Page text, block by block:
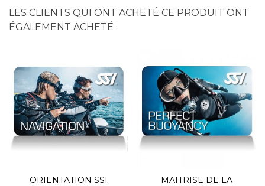
LES CLIENTS QUI ONT ACHETÉ CE PRODUIT ONT
ÉGALEMENT ACHETÉ :
ORIENTATION SSI
MAITRISE DE LA